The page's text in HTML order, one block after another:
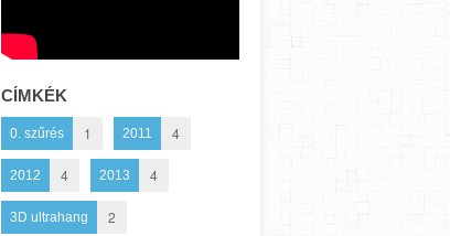
CÍMKÉK
0. szűrés 1 2011 4
2012 4 2013 4
3D ultrahang 2